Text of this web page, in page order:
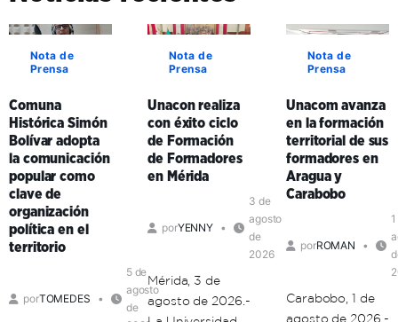
Nota de
Prensa
Comuna
Histórica Simón
Bolívar adopta
la comunicación
popular como
clave de
organización
política en el
territorio
porTOMEDES
5 de
agosto
de
Nota de
Prensa
Unacon realiza
con éxito ciclo
de Formación
de Formadores
en Mérida
porYENNY
3 de
agosto
de
2026
Mérida, 3 de
agosto de 2026.-
Nota de
Prensa
Unacom avanza
en la formación
territorial de sus
formadores en
Aragua y
Carabobo
porROMAN
Carabobo, 1 de
agosto de 2026.-